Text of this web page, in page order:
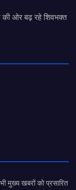
की ओर बढ़ रहे शिवभक्त
मुख्य खबरों को प्रसारित